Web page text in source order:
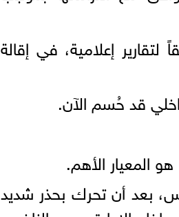
إعلامية، في إقالة
قد حُسم الآن.
المعيار الأهم.
بعد أن تحرك بحذر شديد